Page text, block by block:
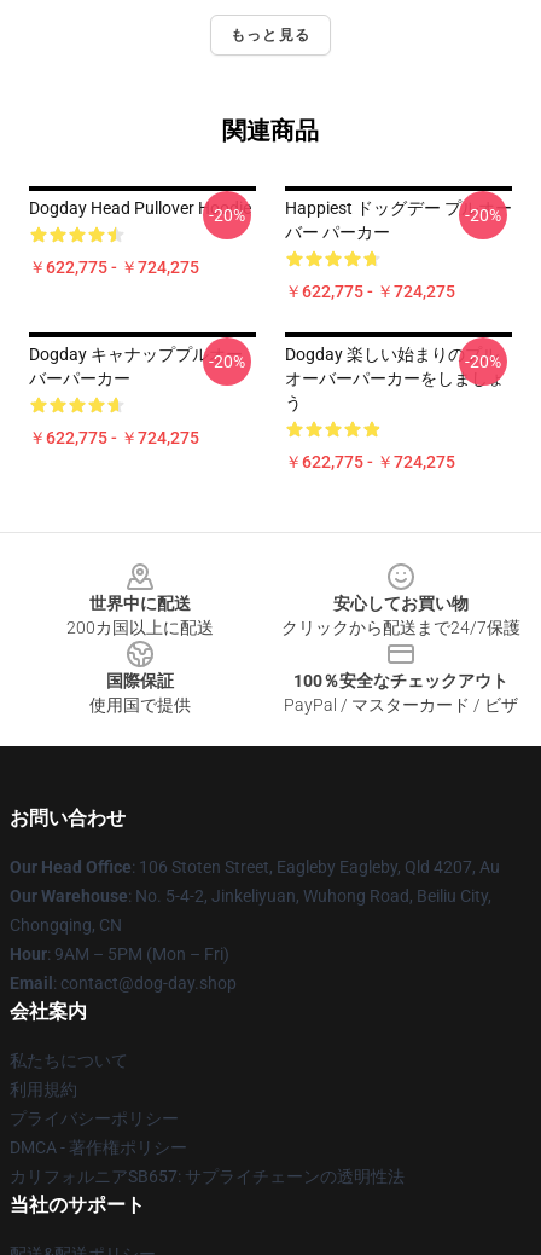
もっと見る
関連商品
Dogday Head Pullover Hoodie
￥622,775 - ￥724,275
-20%
Happiest ドッグデー プルオー
バー パーカー
￥622,775 - ￥724,275
-20%
Dogday キャナッププルオー
バーパーカー
￥622,775 - ￥724,275
-20%
Dogday 楽しい始まりのプル
オーバーパーカーをしましょ
う
￥622,775 - ￥724,275
-20%
世界中に配送
200カ国以上に配送
安心してお買い物
クリックから配送まで24/7保護
国際保証
使用国で提供
100％安全なチェックアウト
PayPal / マスターカード / ビザ
お問い合わせ
Our Head Office: 106 Stoten Street, Eagleby Eagleby, Qld 4207, Au
Our Warehouse: No. 5-4-2, Jinkeliyuan, Wuhong Road, Beiliu City,
Chongqing, CN
Hour: 9AM – 5PM (Mon – Fri)
Email : contact@dog-day.shop
会社案内
私たちについて
利用規約
プライバシーポリシー
DMCA - 著作権ポリシー
カリフォルニアSB657: サプライチェーンの透明性法
当社のサポート